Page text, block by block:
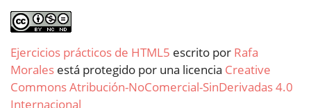
Ejercicios prácticos de HTML5 escrito por Rafa
Morales está protegido por una licencia Creative
Commons Atribución-NoComercial-SinDerivadas 4.0
Internacional